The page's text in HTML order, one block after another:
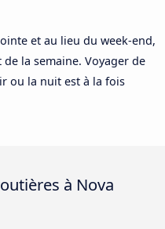
et au lieu du week-end,
la semaine. Voyager de
ou la nuit est à la fois
à Nova